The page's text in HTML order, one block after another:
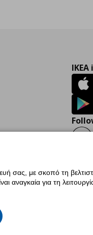
Γενική Πολιτική
σας, με σκοπό τη
για τη λειτουργία